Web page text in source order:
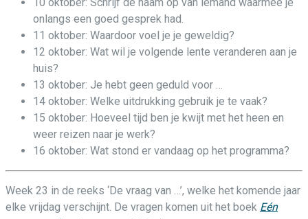
onlangs een goed gesprek had.
11 oktober: Waardoor voel je je geweldig?
12 oktober: Wat wil je volgende lente veranderen aan je
huis?
13 oktober: Je hebt geen geduld voor …
14 oktober: Welke uitdrukking gebruik je te vaak?
15 oktober: Hoeveel tijd ben je kwijt met het heen en
weer reizen naar je werk?
16 oktober: Wat stond er vandaag op het programma?
Week 23 in de reeks ‘De vraag van …’, welke het komende jaar
elke vrijdag verschijnt. De vragen komen uit het boek Eén